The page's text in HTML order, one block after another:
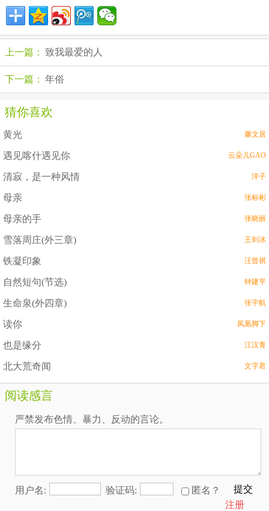
上一篇： 致我最爱的人
下一篇： 年俗
猜你喜欢
黄光 馨文居
遇见喀什遇见你 云朵儿GAO
清寂，是一种风情 洋子
母亲 张标彬
母亲的手 张晓丽
雪落周庄(外三章) 王剑冰
铁凝印象 汪曾祺
自然短句(节选) 钟建平
生命泉(外四章) 张宇航
读你 凤凰脚下
也是缘分 江汉青
北大荒奇闻 文字君
阅读感言
严禁发布色情、暴力、反动的言论。
用户名: 验证码: 匿名？
提交
注册